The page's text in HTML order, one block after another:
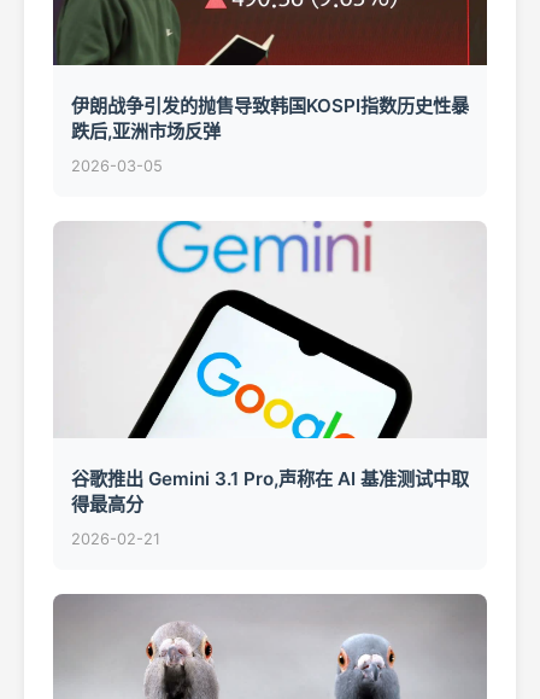
伊朗战争引发的抛售导致韩国KOSPI指数历史性暴
跌后,亚洲市场反弹
2026-03-05
谷歌推出 Gemini 3.1 Pro,声称在 AI 基准测试中取
得最高分
2026-02-21